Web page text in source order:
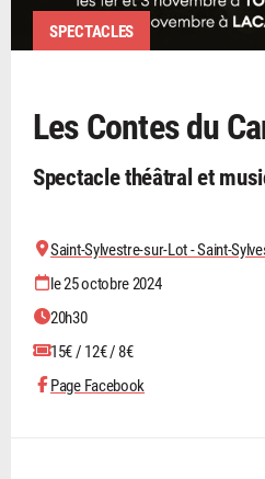
SPECTACLES
Les Contes du
Spectacle théâtral et
Saint-Sylvestre-sur-Lot - Saint-
le 25 octobre 2024
20h30
15€ / 12€ / 8€
Page Facebook